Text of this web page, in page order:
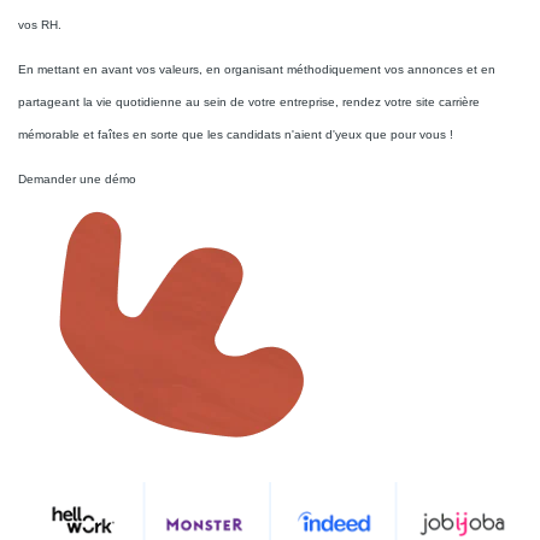
vos RH.
En mettant en avant vos valeurs, en organisant méthodiquement vos annonces et en
partageant la vie quotidienne au sein de votre entreprise, rendez votre site carrière
mémorable et faîtes en sorte que les candidats n'aient d'yeux que pour vous !
Demander une démo